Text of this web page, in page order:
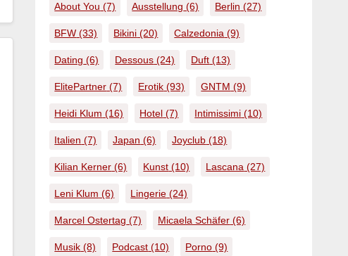
About You (7) Ausstellung (6) Berlin (27)
BFW (33) Bikini (20) Calzedonia (9)
Dating (6) Dessous (24) Duft (13)
ElitePartner (7) Erotik (93) GNTM (9)
Heidi Klum (16) Hotel (7) Intimissimi (10)
Italien (7) Japan (6) Joyclub (18)
Kilian Kerner (6) Kunst (10) Lascana (27)
Leni Klum (6) Lingerie (24)
Marcel Ostertag (7) Micaela Schäfer (6)
Musik (8) Podcast (10) Porno (9)